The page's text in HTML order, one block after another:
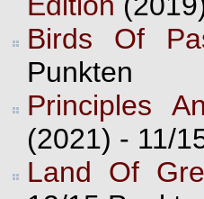
Birds Of
Punkten
Principles
(2021) - 11/
Land Of